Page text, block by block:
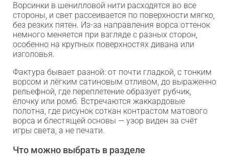
Ворсинки в шенилловой нити расходятся во все
стороны, и свет рассеивается по поверхности мягко,
без резких пятен. Из-за направления ворса оттенок
немного меняется при взгляде с разных сторон,
особенно на крупных поверхностях дивана или
изголовья.
Фактура бывает разной: от почти гладкой, с тонким
ворсом и лёгким сатиновым отливом, до выраженно
рельефной, где переплетение образует рубчик,
ёлочку или ромб. Встречаются жаккардовые
полотна, где рисунок соткан контрастом матового
ворса и блестящей основы — узор виден за счёт
игры света, а не печати.
Что можно выбрать в разделе